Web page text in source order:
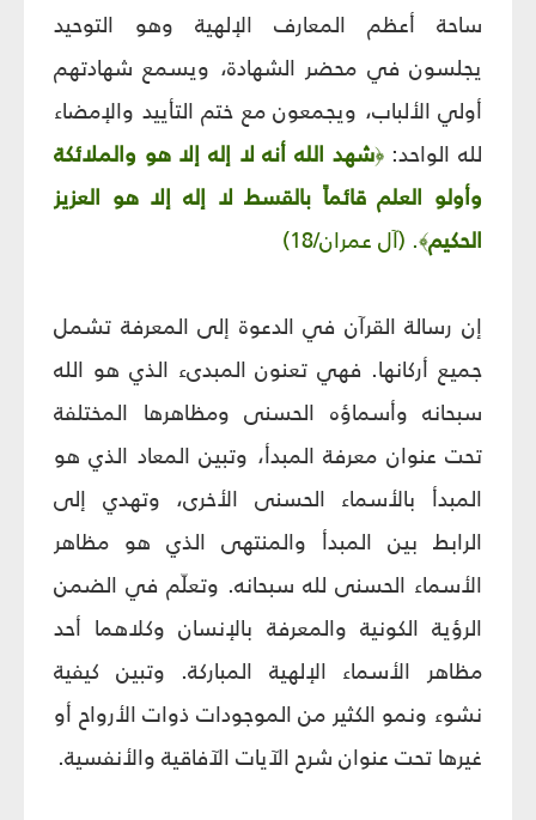
ساحة أعظم المعارف الإلهية وهو التوحيد
يجلسون في محضر الشهادة، ويسمع شهادتهم
أولي الألباب، ويجمعون مع ختم التأييد والإمضاء
لله الواحد: ﴿شهد الله أنه لا إله إلا هو والملائكة
وأولو العلم قائماً بالقسط لا إله إلا هو العزيز
الحكيم﴾. (آل عمران/18)
إن رسالة القرآن في الدعوة إلى المعرفة تشمل
جميع أركانها. فهي تعنون المبدىء الذي هو الله
سبحانه وأسماؤه الحسنى ومظاهرها المختلفة
تحت عنوان معرفة المبدأ، وتبين المعاد الذي هو
المبدأ بالأسماء الحسنى الأخرى، وتهدي إلى
الرابط بين المبدأ والمنتهى الذي هو مظاهر
الأسماء الحسنى لله سبحانه. وتعلّم في الضمن
الرؤية الكونية والمعرفة بالإنسان وكلاهما أحد
مظاهر الأسماء الإلهية المباركة. وتبين كيفية
نشوء ونمو الكثير من الموجودات ذوات الأرواح أو
غيرها تحت عنوان شرح الآيات الآفاقية والأنفسية.